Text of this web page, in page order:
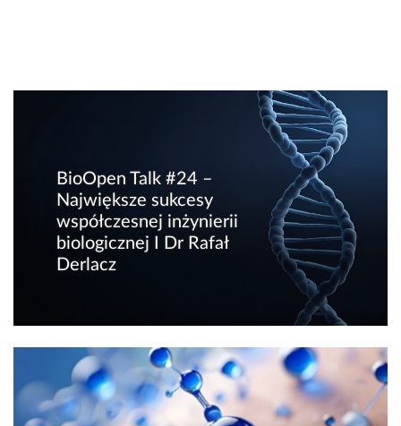
BioOpen Talk #24 –
Największe sukcesy
współczesnej inżynierii
biologicznej I Dr Rafał
Derlacz